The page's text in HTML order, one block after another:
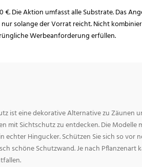
€. Die Aktion umfasst alle Substrate. Das
solange der Vorrat reicht. Nicht
Werbeanforderung erfüllen.
ist eine dekorative Alternative zu Zäunen
mit Sichtschutz zu entdecken. Die Modelle
echter Hingucker. Schützen Sie sich so vor
schöne Schutzwand. Je nach Pflanzenart